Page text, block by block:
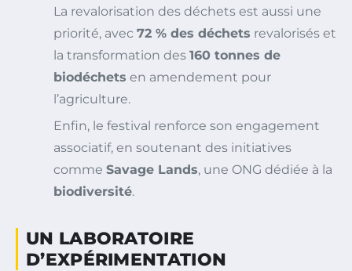
La revalorisation des déchets est aussi une
priorité, avec 72 % des déchets revalorisés et
la transformation des 160 tonnes de
biodéchets en amendement pour
l’agriculture.
Enfin, le festival renforce son engagement
associatif, en soutenant des initiatives
comme Savage Lands, une ONG dédiée à la
biodiversité.
UN LABORATOIRE
D’EXPÉRIMENTATION